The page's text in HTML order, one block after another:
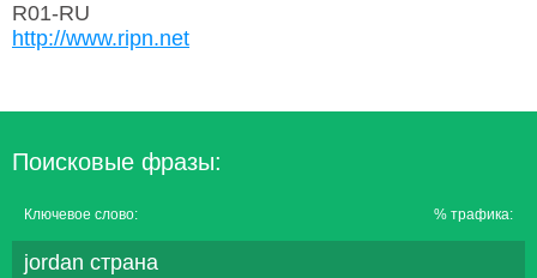
R01-RU
http://www.ripn.net
Поисковые фразы:
Ключевое слово: % трафика:
jordan страна